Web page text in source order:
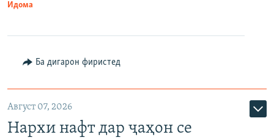
Идома
Ба дигарон фиристед
Август 07, 2026
Нархи нафт дар ҷаҳон се